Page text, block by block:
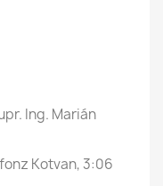
Ing. Marián
Kotvan, 3:06